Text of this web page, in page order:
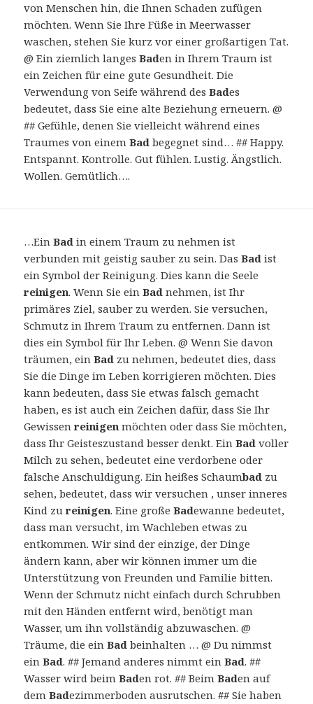
von Menschen hin, die Ihnen Schaden zufügen
möchten. Wenn Sie Ihre Füße in Meerwasser
waschen, stehen Sie kurz vor einer großartigen Tat.
@ Ein ziemlich langesBaden in Ihrem Traum ist
ein Zeichen für eine gute Gesundheit. Die
Verwendung von Seife während desBades
bedeutet, dass Sie eine alte Beziehung erneuern. @
## Gefühle, denen Sie vielleicht während eines
Traumes von einemBad begegnet sind… ## Happy.
Entspannt. Kontrolle. Gut fühlen. Lustig. Ängstlich.
Wollen. Gemütlich….
…EinBad in einem Traum zu nehmen ist
verbunden mit geistig sauber zu sein. DasBad ist
ein Symbol der Reinigung. Dies kann die Seele
reinigen. Wenn Sie einBad nehmen, ist Ihr
primäres Ziel, sauber zu werden. Sie versuchen,
Schmutz in Ihrem Traum zu entfernen. Dann ist
dies ein Symbol für Ihr Leben. @ Wenn Sie davon
träumen, einBad zu nehmen, bedeutet dies, dass
Sie die Dinge im Leben korrigieren möchten. Dies
kann bedeuten, dass Sie etwas falsch gemacht
haben, es ist auch ein Zeichen dafür, dass Sie Ihr
Gewissenreinigen möchten oder dass Sie möchten,
dass Ihr Geisteszustand besser denkt. EinBad voller
Milch zu sehen, bedeutet eine verdorbene oder
falsche Anschuldigung. Ein heißes Schaumbad zu
sehen, bedeutet, dass wir versuchen , unser inneres
Kind zureinigen. Eine großeBadewanne bedeutet,
dass man versucht, im Wachleben etwas zu
entkommen. Wir sind der einzige, der Dinge
ändern kann, aber wir können immer um die
Unterstützung von Freunden und Familie bitten.
Wenn der Schmutz nicht einfach durch Schrubben
mit den Händen entfernt wird, benötigt man
Wasser, um ihn vollständig abzuwaschen. @
Träume, die einBad beinhalten … @ Du nimmst
einBad. ## Jemand anderes nimmt einBad. ##
Wasser wird beimBaden rot. ## BeimBaden auf
demBadezimmerboden ausrutschen. ## Sie haben